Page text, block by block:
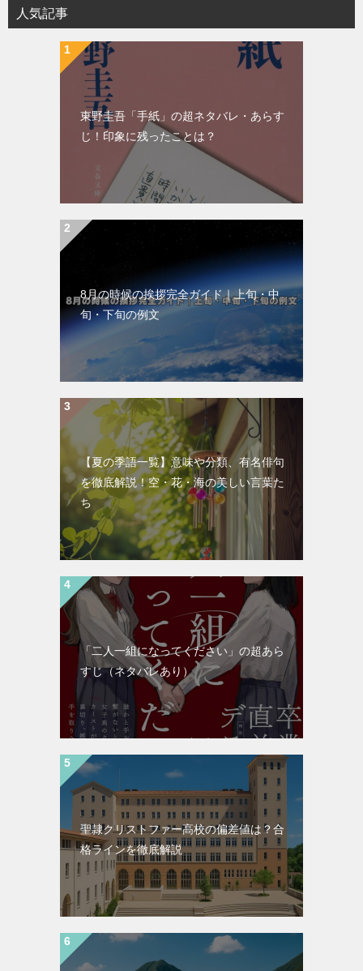
人気記事
東野圭吾「手紙」の超ネタバレ・あらす
じ！印象に残ったことは？
8月の時候の挨拶完全ガイド｜上旬・中
旬・下旬の例文
【夏の季語一覧】意味や分類、有名俳句
を徹底解説！空・花・海の美しい言葉た
ち
「二人一組になってください」の超あら
すじ（ネタバレあり）
聖隷クリストファー高校の偏差値は？合
格ラインを徹底解説